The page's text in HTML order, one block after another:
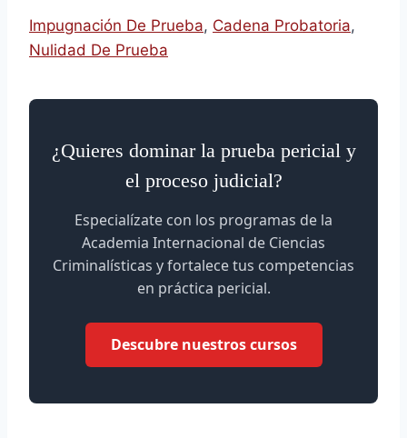
Impugnación De Prueba, Cadena Probatoria,
Nulidad De Prueba
¿Quieres dominar la prueba pericial y
el proceso judicial?
Especialízate con los programas de la
Academia Internacional de Ciencias
Criminalísticas y fortalece tus competencias
en práctica pericial.
Descubre nuestros cursos